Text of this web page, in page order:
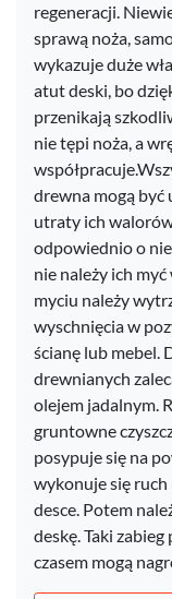
regeneracji.
sprawą noża,
wykazuje duże
atut deski, bo
przenikają
nie tępi noża, a
drewna mogą być
utraty ich
odpowiednio o
nie należy ich
myciu należy
wyschnięcia w
ścianę lub mebel.
drewnianych
olejem jadalnym.
gruntowne
posypuje się na
wykonuje się ruch
desce. Potem
deskę. Taki
czasem mogą